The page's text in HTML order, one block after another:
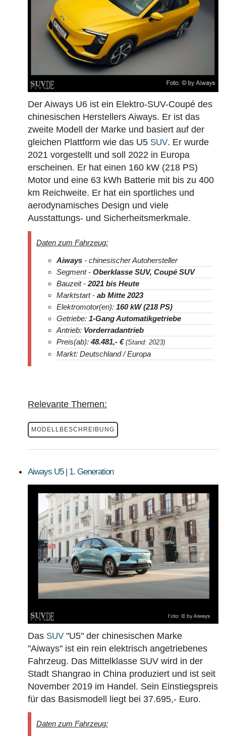
Der Aiways U6 ist ein Elektro-SUV-Coupé des
chinesischen Herstellers Aiways. Er ist das
zweite Modell der Marke und basiert auf der
gleichen Plattform wie das U5 SUV. Er wurde
2021 vorgestellt und soll 2022 in Europa
erscheinen. Er hat einen 160 kW (218 PS)
Motor und eine 63 kWh Batterie mit bis zu 400
km Reichweite. Er hat ein sportliches und
aerodynamisches Design und viele
Ausstattungs- und Sicherheitsmerkmale.
Daten zum Fahrzeug:
Aiways - chinesischer Autohersteller
Segment - Oberklasse SUV, Coupé SUV
Bauzeit - 2021 bis Heute
Marktstart - ab Mitte 2023
Elektromotor(en): 160 kW (218 PS)
Getriebe: 1-Gang Automatikgetriebe
Antrieb: Vorderradantrieb
Preis(ab):48.481,- € (Stand: 2023)
Markt: Deutschland / Europa
Relevante Themen:
MODELLBESCHREIBUNG
Aiways U5 | 1. Generation
Das SUV "U5" der chinesischen Marke
"Aiways" ist ein rein elektrisch angetriebenes
Fahrzeug. Das Mittelklasse SUV wird in der
Stadt Shangrao in China produziert und ist seit
November 2019 im Handel. Sein Einstiegspreis
für das Basismodell liegt bei 37.695,- Euro.
Daten zum Fahrzeug: